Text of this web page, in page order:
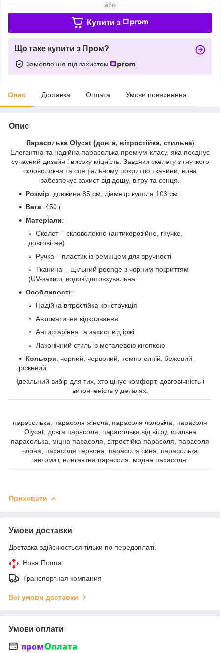
або
Купити з
Що таке купити з Пром?
Замовлення під захистом
Опис Доставка Оплата Умови повернення
Опис
Парасолька Olycat (довга, вітростійка, стильна)
Елегантна та надійна парасолька преміум-класу, яка поєднує
сучасний дизайн і високу міцність. Завдяки скелету з гнучкого
скловолокна та спеціальному покриттю тканини, вона
забезпечує захист від дощу, вітру та сонця.
Розмір: довжина 85 см, діаметр купола 103 см
Вага: 450 г
Матеріали:
Скелет – скловолокно (антикорозійне, гнучке,
довговічне)
Ручка – пластик із ремінцем для зручності
Тканина – щільний poonge з чорним покриттям
(UV-захист, водовідштовхувальна
Особливості:
Надійна вітростійка конструкція
Автоматичне відкривання
Антистаріння та захист від іржі
Лаконічний стиль із металевою кнопкою
Кольори: чорний, червоний, темно-синій, бежевий,
рожевий
Ідеальний вибір для тих, хто цінує комфорт, довговічність і
витонченість у деталях.
парасолька, парасоля жіноча, парасоля чоловіча, парасоля
Olycat, довга парасоля, парасолька від вітру, стильна
парасолька, міцна парасоля, вітростійка парасоля, парасоля
чорна, парасоля червона, парасоля синя, парасолька
автомат, елегантна парасоля, модна парасоля
Приховати
Умови доставки
Доставка здійснюється тільки по передоплаті.
Нова Пошта
Транспортная компания
Всі умови доставки
Умови оплати